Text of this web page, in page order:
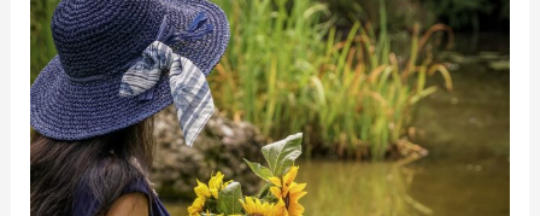
letra
de
tu
nombre
te
dice
como